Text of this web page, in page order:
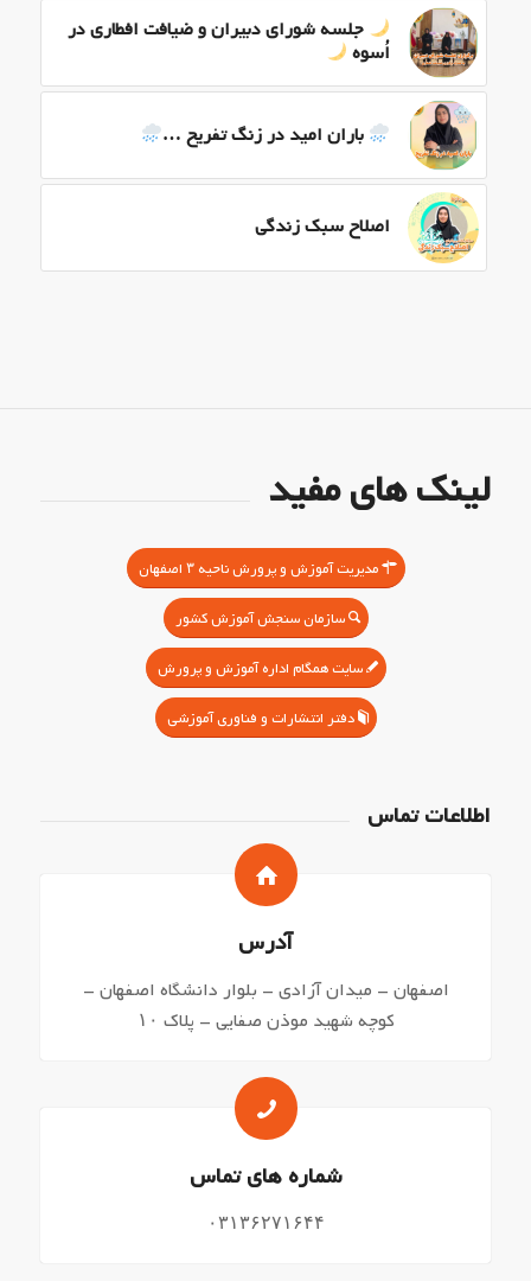
جلسه شورای دبیران و ضیافت افطاری در
اُسوه
باران امید در زنگ تفریح …
اصلاح سبک زندگی
لینک های مفید
مدیریت آموزش و پرورش ناحیه ۳ اصفهان
سازمان سنجش آموزش کشور
سایت همگام اداره آموزش و پرورش
دفتر انتشارات و فناوری آموزشی
اطلاعات تماس
آدرس
اصفهان – میدان آزادی – بلوار دانشگاه اصفهان –
کوچه شهید موذن صفایی – پلاک ۱۰
شماره های تماس
۰۳۱۳۶۲۷۱۶۴۴